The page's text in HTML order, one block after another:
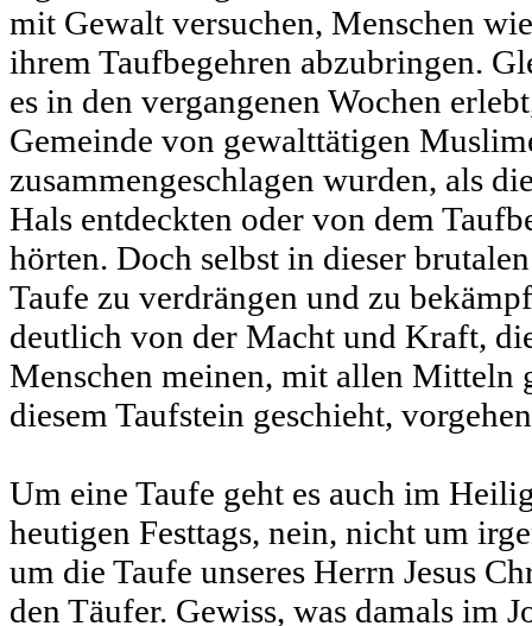
mit Gewalt versuchen, Menschen
ihrem Taufbegehren abzubringen.
es in den vergangenen Wochen
Gemeinde von gewalttätigen
zusammengeschlagen wurden, als
Hals entdeckten oder von dem
hörten. Doch selbst in dieser
Taufe zu verdrängen und zu
deutlich von der Macht und Kraft,
Menschen meinen, mit allen Mitteln
diesem Taufstein geschieht,
Um eine Taufe geht es auch im
heutigen Festtags, nein, nicht um
um die Taufe unseres Herrn Jesus
den Täufer. Gewiss, was damals im